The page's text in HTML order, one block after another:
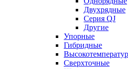
Двухрядные
Серия QJ
Другие
Упорные
Гибридные
Сверхточные